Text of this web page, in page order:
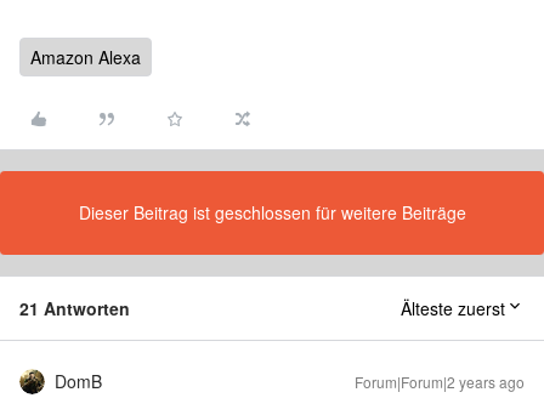
Amazon Alexa
Dieser Beitrag ist geschlossen für weitere Beiträge
21 Antworten Älteste zuerst
DomB Forum|Forum|2 years ago